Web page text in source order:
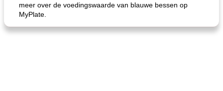
meer over de voedingswaarde van blauwe bessen op
MyPlate.